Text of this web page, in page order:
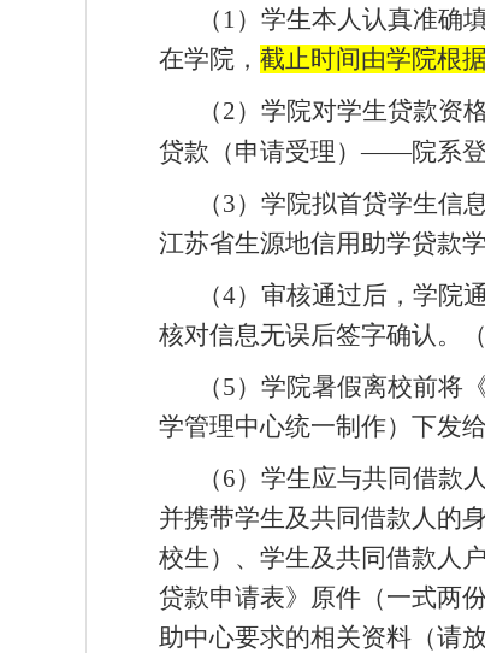
（1）学生本人认真准
在学院， 截止时间由学院根
（2）学院对学生贷款资
贷款（申请受理）——院系登
（3）学院拟首贷学生信
江苏省生源地信用助学贷款
（4）审核通过后，学
核对信息无误后签字确认。
（5）学院暑假离校前
学管理中心统一制作）下发
（6）学生应与共同借款
并携带学生及共同借款人的
校生）、学生及共同借款人
贷款申请表》原件（一式两
助中心要求的相关资料（请